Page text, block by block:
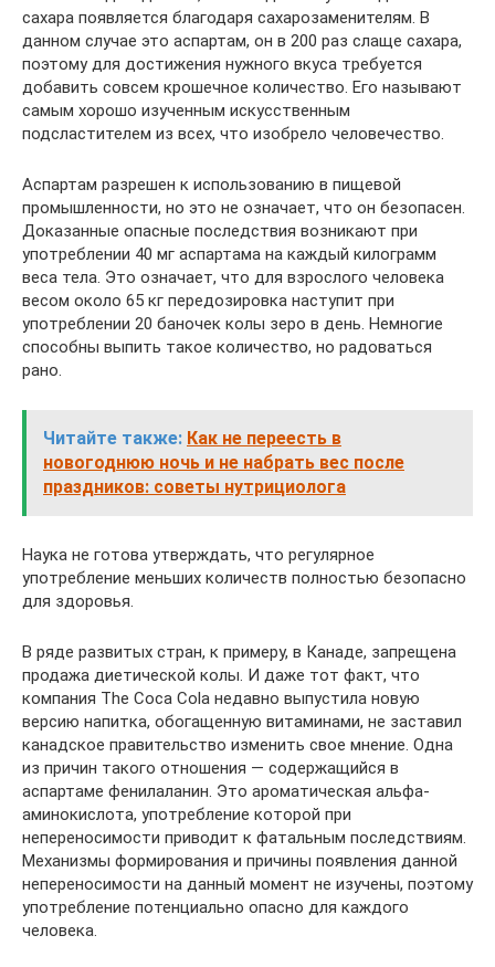
сахара появляется благодаря сахарозаменителям. В
данном случае это аспартам, он в 200 раз слаще сахара,
поэтому для достижения нужного вкуса требуется
добавить совсем крошечное количество. Его называют
самым хорошо изученным искусственным
подсластителем из всех, что изобрело человечество.
Аспартам разрешен к использованию в пищевой
промышленности, но это не означает, что он безопасен.
Доказанные опасные последствия возникают при
употреблении 40 мг аспартама на каждый килограмм
веса тела. Это означает, что для взрослого человека
весом около 65 кг передозировка наступит при
употреблении 20 баночек колы зеро в день. Немногие
способны выпить такое количество, но радоваться
рано.
Читайте также: Как не переесть в
новогоднюю ночь и не набрать вес после
праздников: советы нутрициолога
Наука не готова утверждать, что регулярное
употребление меньших количеств полностью безопасно
для здоровья.
В ряде развитых стран, к примеру, в Канаде, запрещена
продажа диетической колы. И даже тот факт, что
компания The Coca Cola недавно выпустила новую
версию напитка, обогащенную витаминами, не заставил
канадское правительство изменить свое мнение. Одна
из причин такого отношения — содержащийся в
аспартаме фенилаланин. Это ароматическая альфа-
аминокислота, употребление которой при
непереносимости приводит к фатальным последствиям.
Механизмы формирования и причины появления данной
непереносимости на данный момент не изучены, поэтому
употребление потенциально опасно для каждого
человека.